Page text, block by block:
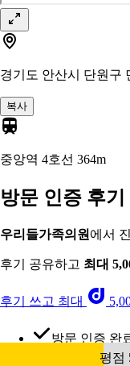
경기도 안산시 단원구
복사
중앙역 4호선 364m
방문 인증 후기
우리들가족의원 에서
후기 공유하고 최대
후기 쓰고 최대
방문 인증 완
평점